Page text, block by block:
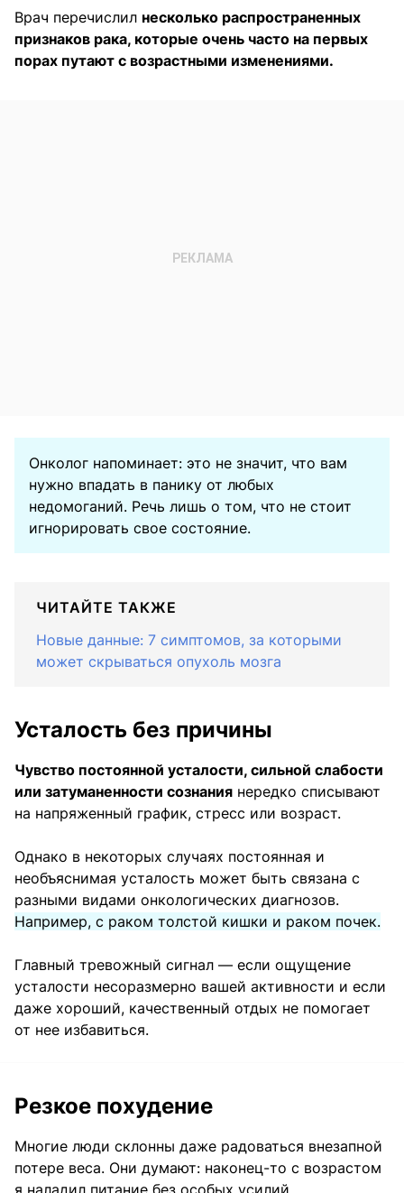
Врач перечислил несколько распространенных
признаков рака, которые очень часто на первых
порах путают с возрастными изменениями.
Онколог напоминает: это не значит, что вам
нужно впадать в панику от любых
недомоганий. Речь лишь о том, что не стоит
игнорировать свое состояние.
ЧИТАЙТЕ ТАКЖЕ
Новые данные: 7 симптомов, за которыми
может скрываться опухоль мозга
Усталость без причины
Чувство постоянной усталости, сильной слабости
или затуманенности сознания нередко списывают
на напряженный график, стресс или возраст.
Однако в некоторых случаях постоянная и
необъяснимая усталость может быть связана с
разными видами онкологических диагнозов.
Например, с раком толстой кишки и раком почек.
Главный тревожный сигнал — если ощущение
усталости несоразмерно вашей активности и если
даже хороший, качественный отдых не помогает
от нее избавиться.
Резкое похудение
Многие люди склонны даже радоваться внезапной
потере веса. Они думают: наконец-то с возрастом